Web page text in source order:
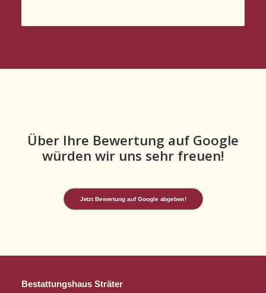
Über Ihre Bewertung auf Google
würden wir uns sehr freuen!
Jetzt Bewertung auf Google abgeben!
Bestattungshaus Sträter